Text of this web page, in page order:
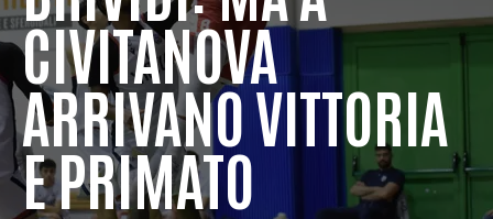
CIVITANOVA
ARRIVANO VITTORIA
E PRIMATO